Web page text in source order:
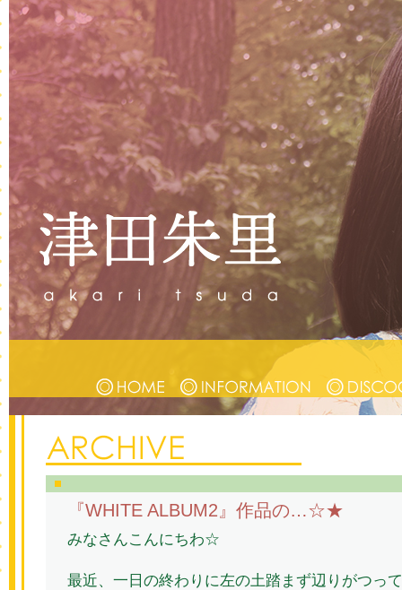
『WHITE ALBUM2』作品の…☆★
みなさんこんにちわ☆
最近、一日の終わりに左の土踏まず辺りがつっ